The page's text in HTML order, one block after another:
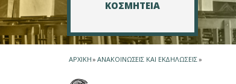
ΚΟΣΜΗΤΕΙΑ
ΑΡΧΙΚΗ» ΑΝΑΚΟΙΝΩΣΕΙΣ ΚΑΙ ΕΚΔΗΛΩΣΕΙΣ»